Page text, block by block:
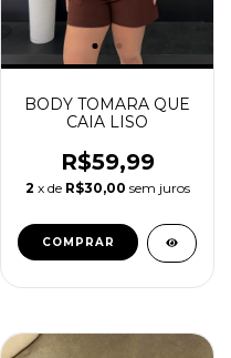
BODY TOMARA QUE
CAIA LISO
R$59,99
2 x de R$30,00 sem juros
COMPRAR